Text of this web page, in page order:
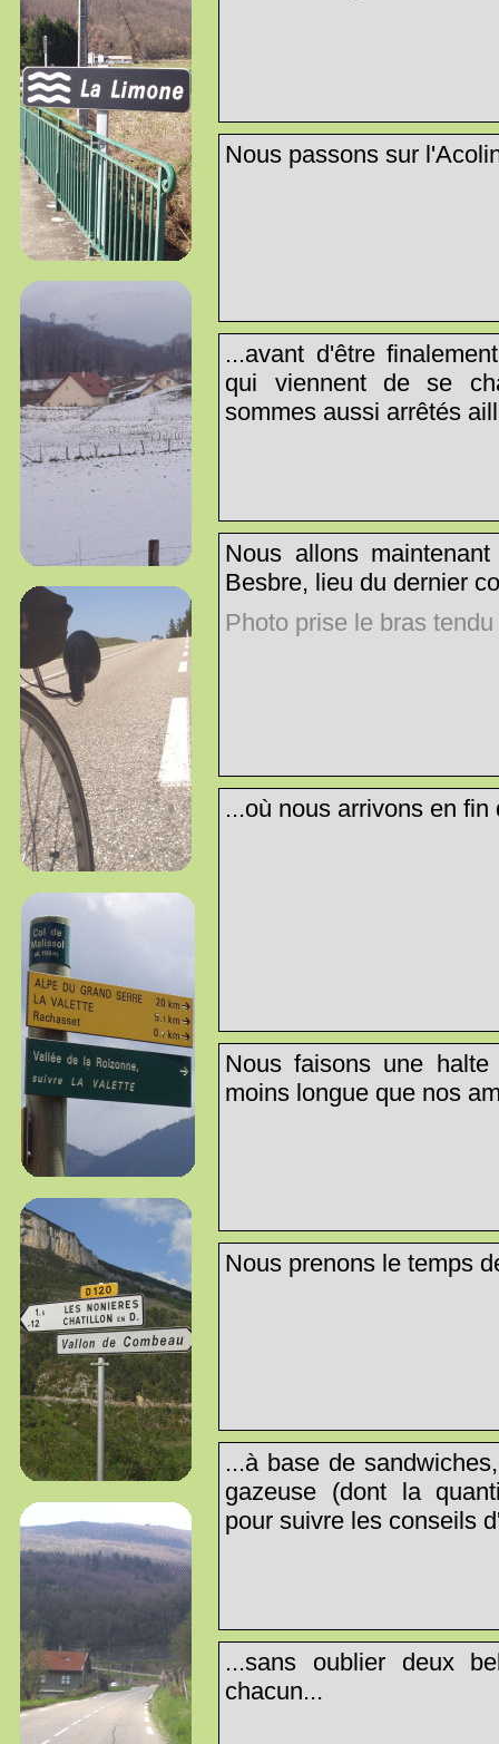
Nous passons sur
...avant d'être
qui viennent de se
sommes aussi arrêtés
Nous allons
Besbre, lieu du dernier
Photo prise le bras tendu
...où nous arrivons en fin
Nous faisons une
moins longue que nos
Nous prenons le temps
...à base de
gazeuse (dont la
pour suivre les conseils
...sans oublier deux
chacun...